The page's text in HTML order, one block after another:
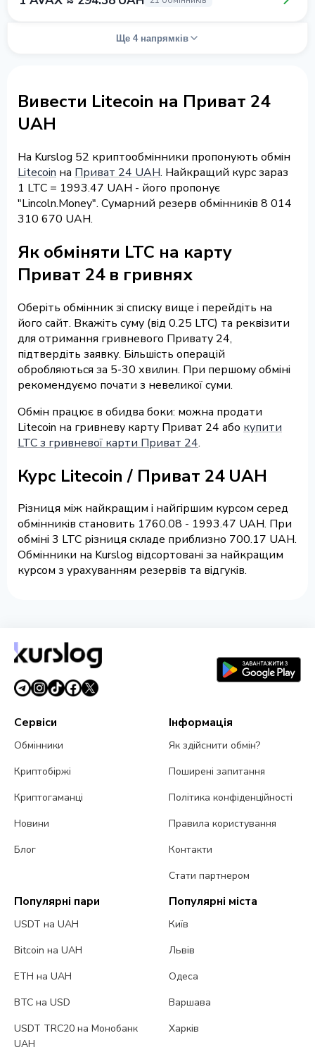
Ще 4 напрямків
Вивести Litecoin на Приват 24
UAH
На Kurslog 52 криптообмінники пропонують обмін
Litecoin на Приват 24 UAH. Найкращий курс зараз
1 LTC = 1993.47 UAH - його пропонує
"Lincoln.Money". Сумарний резерв обмінників 8 014
310 670 UAH.
Як обміняти LTC на карту
Приват 24 в гривнях
Оберіть обмінник зі списку вище і перейдіть на
його сайт. Вкажіть суму (від 0.25 LTC) та реквізити
для отримання гривневого Привату 24,
підтвердіть заявку. Більшість операцій
обробляються за 5-30 хвилин. При першому обміні
рекомендуємо почати з невеликої суми.
Обмін працює в обидва боки: можна продати
Litecoin на гривневу карту Приват 24 або купити
LTC з гривневої карти Приват 24.
Курс Litecoin / Приват 24 UAH
Різниця між найкращим і найгіршим курсом серед
обмінників становить 1760.08 - 1993.47 UAH. При
обміні 3 LTC різниця складе приблизно 700.17 UAH.
Обмінники на Kurslog відсортовані за найкращим
курсом з урахуванням резервів та відгуків.
Сервіси
Обмінники
Криптобіржі
Криптогаманці
Новини
Блог
Інформація
Як здійснити обмін?
Поширені запитання
Політика конфіденційності
Правила користування
Контакти
Стати партнером
Популярні пари
USDT на UAH
Bitcoin на UAH
ETH на UAH
BTC на USD
USDT TRC20 на Монобанк
UAH
Популярні міста
Київ
Львів
Одеса
Варшава
Харків